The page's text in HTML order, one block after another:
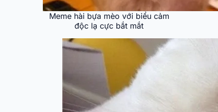
Meme hài bựa mèo với biểu cảm
độc lạ cực bắt mắt